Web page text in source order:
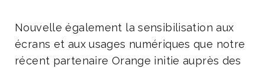
Nouvelle également la sensibilisation aux
écrans et aux usages numériques que notre
récent partenaire Orange initie auprès des